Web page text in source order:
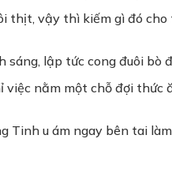
thịt, vậy thì kiếm gì đó cho
sáng, lập tức cong đuôi
việc nằm một chỗ đợi thức
Tinh u ám ngay bên tai